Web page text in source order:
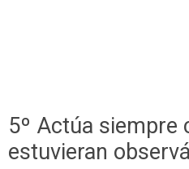
5º Actúa siempre
estuvieran